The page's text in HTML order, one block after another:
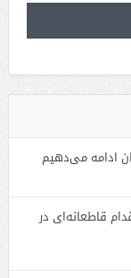
ادامه می‌دهیم
قاطعانه‌ای در